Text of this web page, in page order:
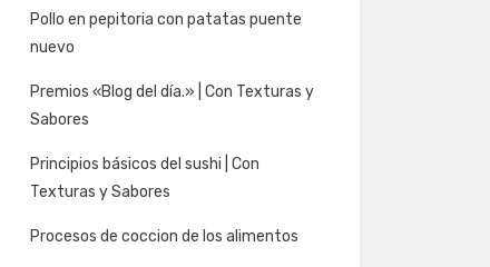
Pollo en pepitoria con patatas puente
nuevo
Premios «Blog del día.» | Con Texturas y
Sabores
Principios básicos del sushi | Con
Texturas y Sabores
Procesos de coccion de los alimentos